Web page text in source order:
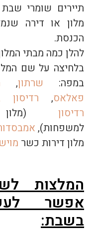
תיירים שומרי
מלון או דירה
הכנסת.
להלן כמה מבתי
בלחיצה על שם
במפה: שרתון,
פאלאס, רדיסון
רדיסון (מלון
למשפחות),
מלון דירות כשר
המלצות
אפשר
בשבת: